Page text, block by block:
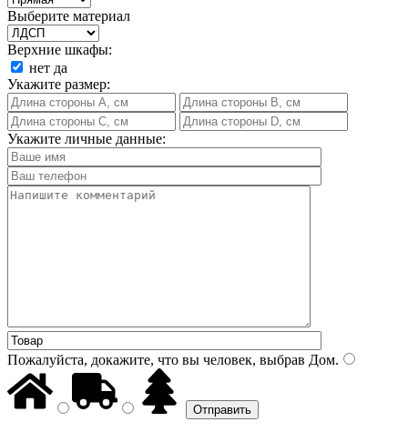
Выберите материал
Верхние шкафы:
нет да
Укажите размер:
Укажите личные данные:
Пожалуйста, докажите, что вы человек, выбрав Дом.